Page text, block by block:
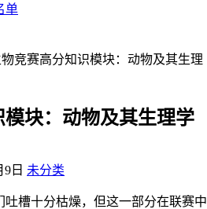
单
物竞赛高分知识模块：动物及其生理
块：动物及其生理学
9日 未分类
槽十分枯燥，但这一部分在联赛中